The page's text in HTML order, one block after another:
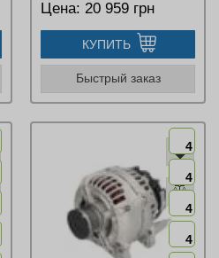
Цена: 20 959 грн
КУПИТЬ
Быстрый заказ
4
4
4
4